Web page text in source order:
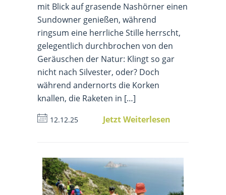
mit Blick auf grasende Nashörner einen
Sundowner genießen, während
ringsum eine herrliche Stille herrscht,
gelegentlich durchbrochen von den
Geräuschen der Natur: Klingt so gar
nicht nach Silvester, oder? Doch
während andernorts die Korken
knallen, die Raketen in […]
12.12.25 Jetzt Weiterlesen